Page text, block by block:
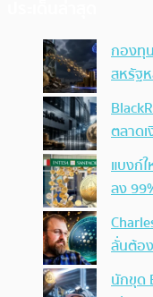
กองทุ
สหรัฐ
ตลาด
แบงก์
ลง
ลั่นต้อ
นักขุด